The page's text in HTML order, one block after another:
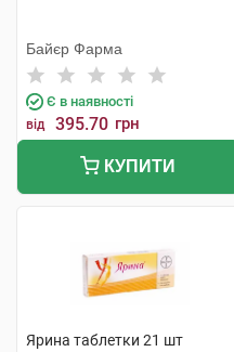
Байєр Фарма
Є в наявності
від 395.70 грн
КУПИТИ
Ярина таблетки 21 шт